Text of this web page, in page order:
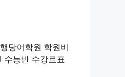
당어학원 학원비
수능반 수강료표